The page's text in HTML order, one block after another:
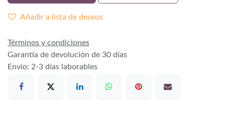
Añadir a lista de deseos
Términos y condiciones
Garantía de devolución de 30 días
Envío: 2-3 días laborables